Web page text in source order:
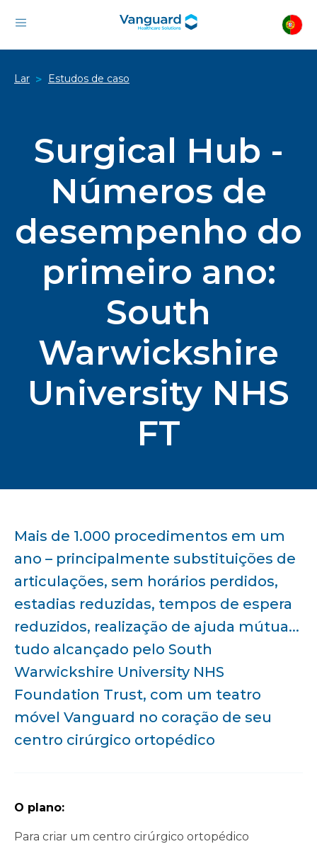
Lar > Estudos de caso
Surgical Hub -
Números de
desempenho do
primeiro ano:
South
Warwickshire
University NHS
FT
Mais de 1.000 procedimentos em um
ano – principalmente substituições de
articulações, sem horários perdidos,
estadias reduzidas, tempos de espera
reduzidos, realização de ajuda mútua...
tudo alcançado pelo South
Warwickshire University NHS
Foundation Trust, com um teatro
móvel Vanguard no coração de seu
centro cirúrgico ortopédico
O plano:
Para criar um centro cirúrgico ortopédico